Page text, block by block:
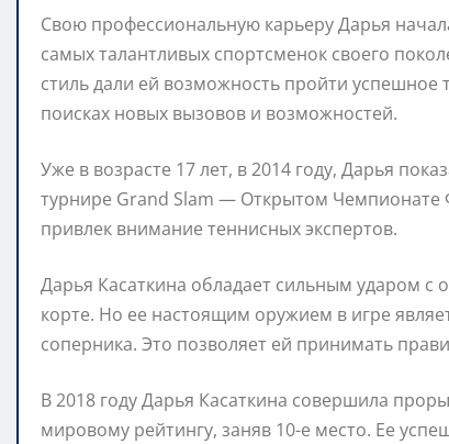
Свою профессиональную карьеру Дарья
самых талантливых спортсменок своего
стиль дали ей возможность пройти успешное
поисках новых вызовов и возможностей.
Уже в возрасте 17 лет, в 2014 году, Дарья
турнире Grand Slam — Открытом Чемпионате
привлек внимание теннисных экспертов.
Дарья Касаткина обладает сильным ударом
корте. Но ее настоящим оружием в игре
соперника. Это позволяет ей принимать
В 2018 году Дарья Касаткина совершила
мировому рейтингу, заняв 10-е место. Ее